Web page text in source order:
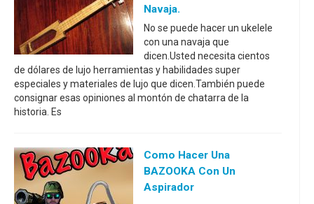
Navaja.
No se puede hacer un ukelele
con una navaja que
dicen.Usted necesita cientos
de dólares de lujo herramientas y habilidades super
especiales y materiales de lujo que dicen.También puede
consignar esas opiniones al montón de chatarra de la
historia. Es
Como Hacer Una
BAZOOKA Con Un
Aspirador